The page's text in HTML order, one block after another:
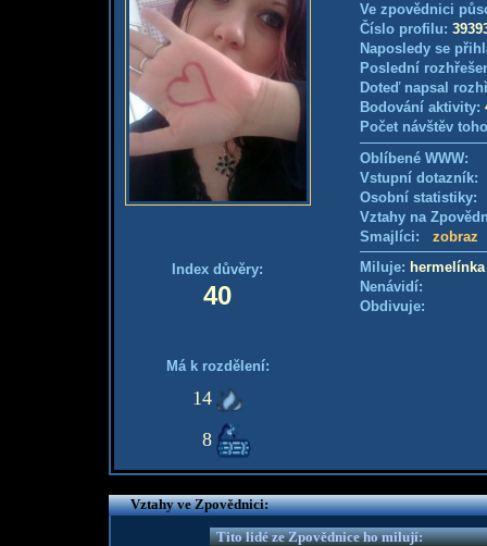
Index důvěry:
40
Má k rozdělení:
14
8
Ve zpovědnici
Číslo profilu:
Naposledy se
Poslední
Doteď napsal
Bodování aktivity:
Počet návštěv
Oblíbené WWW:
Vstupní
Osobní
Vztahy na
Smajlíci: zobraz
Miluje: hermelínka
Nenávidí:
Obdivuje:
Vztahy ve Zpovědnici:
Tito lidé ze Zpovědnice ho milují: